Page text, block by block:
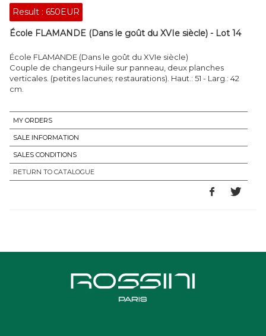
Result : 650EUR
École FLAMANDE (Dans le goût du XVIe siècle) - Lot 14
École FLAMANDE (Dans le goût du XVIe siècle)
Couple de changeurs Huile sur panneau, deux planches
verticales. (petites lacunes; restaurations). Haut.: 51 - Larg.: 42
cm.
MY ORDERS
SALE INFORMATION
SALES CONDITIONS
RETURN TO CATALOGUE